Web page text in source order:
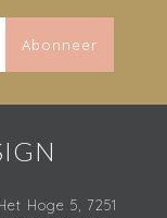
Abonneer
Hoge 5, 7251